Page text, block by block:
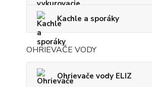
Kachle a sporáky
OHRIEVAČE VODY
Ohrievače vody ELIZ